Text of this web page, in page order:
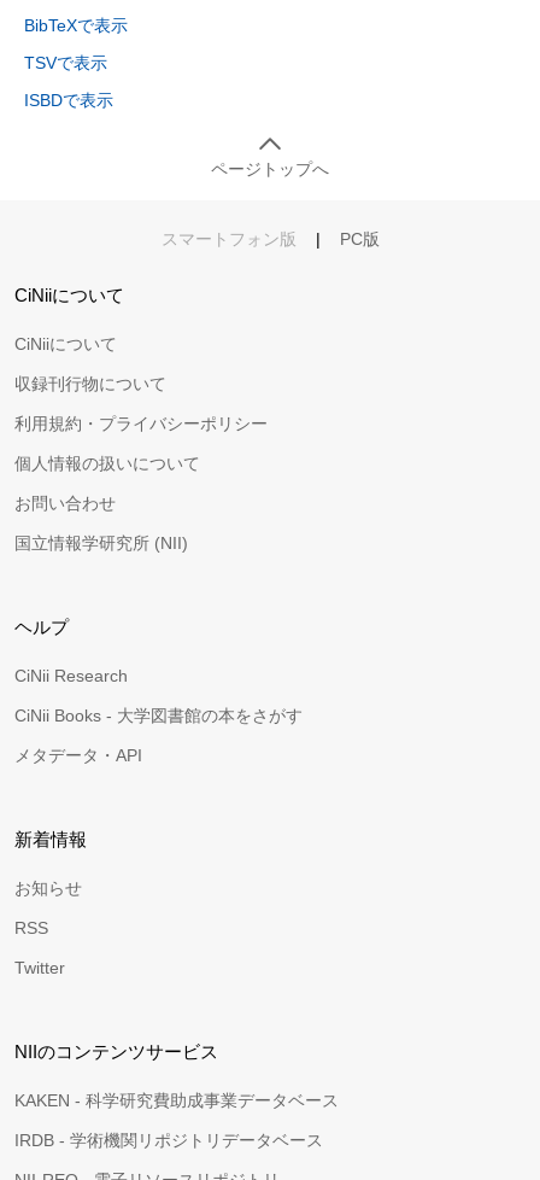
BibTeXで表示
TSVで表示
ISBDで表示
ページトップへ
スマートフォン版 | PC版
CiNiiについて
CiNiiについて
収録刊行物について
利用規約・プライバシーポリシー
個人情報の扱いについて
お問い合わせ
国立情報学研究所 (NII)
ヘルプ
CiNii Research
CiNii Books - 大学図書館の本をさがす
メタデータ・API
新着情報
お知らせ
RSS
Twitter
NIIのコンテンツサービス
KAKEN - 科学研究費助成事業データベース
IRDB - 学術機関リポジトリデータベース